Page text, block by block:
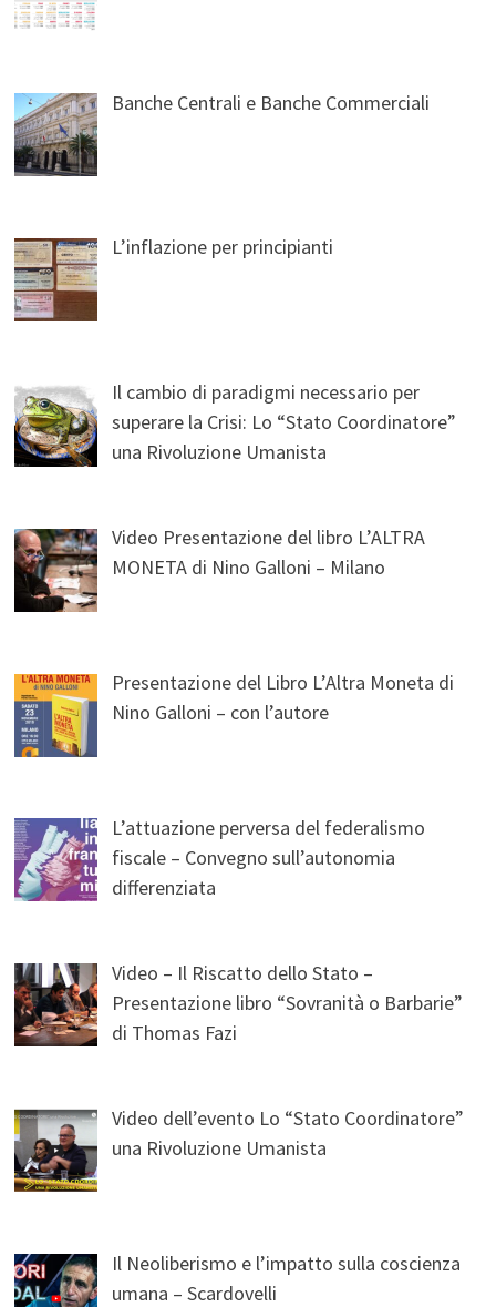
Banche Centrali e Banche Commerciali
L’inflazione per principianti
Il cambio di paradigmi necessario per
superare la Crisi: Lo “Stato Coordinatore”
una Rivoluzione Umanista
Video Presentazione del libro L’ALTRA
MONETA di Nino Galloni – Milano
Presentazione del Libro L’Altra Moneta di
Nino Galloni – con l’autore
L’attuazione perversa del federalismo
fiscale – Convegno sull’autonomia
differenziata
Video – Il Riscatto dello Stato –
Presentazione libro “Sovranità o Barbarie”
di Thomas Fazi
Video dell’evento Lo “Stato Coordinatore”
una Rivoluzione Umanista
Il Neoliberismo e l’impatto sulla coscienza
umana – Scardovelli